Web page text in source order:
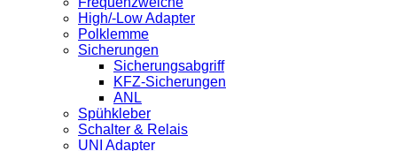
High/-Low Adapter
Polklemme
Sicherungen
Sicherungsabgriff
KFZ-Sicherungen
ANL
Spühkleber
Schalter & Relais
UNI Adapter